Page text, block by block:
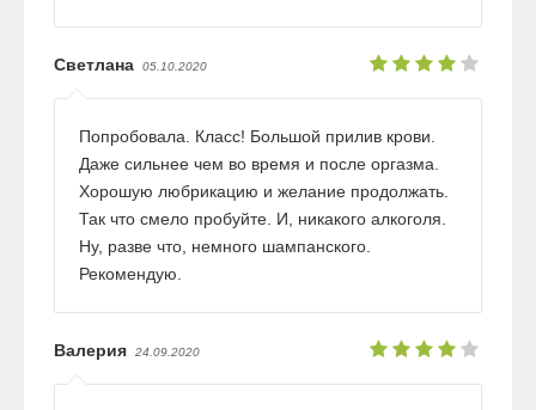
Светлана 05.10.2020
Попробовала. Класс! Большой прилив крови.
Даже сильнее чем во время и после оргазма.
Хорошую любрикацию и желание продолжать.
Так что смело пробуйте. И, никакого алкоголя.
Ну, разве что, немного шампанского.
Рекомендую.
Валерия 24.09.2020